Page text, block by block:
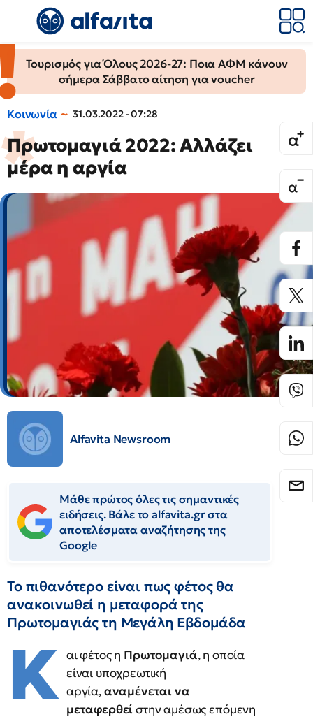
Τουρισμός για Όλους 2026-27: Ποια ΑΦΜ κάνουν
σήμερα Σάββατο αίτηση για voucher
Κοινωνία 31.03.2022 - 07:28
Πρωτομαγιά 2022: Αλλάζει
μέρα η αργία
Alfavita Newsroom
Μάθε πρώτος όλες τις σημαντικές
ειδήσεις. Βάλε το alfavita.gr στα
αποτελέσματα αναζήτησης της
Google
Το πιθανότερο είναι πως φέτος θα
ανακοινωθεί η μεταφορά της
Πρωτομαγιάς τη Μεγάλη Εβδομάδα
Κ αι φέτος η Πρωτομαγιά, η οποία
είναι υποχρεωτική
αργία,αναμένεται να
μεταφερθείστην αμέσως επόμενη